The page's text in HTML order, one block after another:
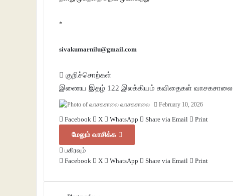
*
sivakumarnilu@gmail.com
குறிச்சொற்கள்
இணைய இதழ் 122 இலக்கியம் கவிதைகள் வாசகசாலை
வாசகசாலை February 10, 2026
Facebook X WhatsApp Share via Email Print
மேலும் வாசிக்க
பகிரவும்
Facebook
X WhatsApp Share via Email Print